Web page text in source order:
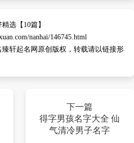
选【10篇】
nanhai/146745.html
轩起名网原创版权，转载请以链接形
下一篇
得字男孩名字大全 仙
气清冷男子名字